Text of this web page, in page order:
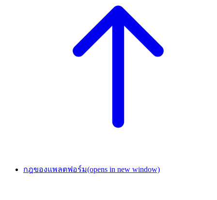
กฎของแพลตฟอร์ม(opens in new window)